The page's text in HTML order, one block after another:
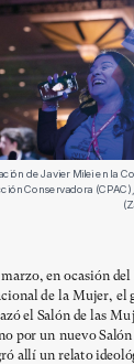
de Javier Milei en la
Conservadora
en ocasión del
de la Mujer, el
el Salón de las
por un nuevo Salón
allí un relato